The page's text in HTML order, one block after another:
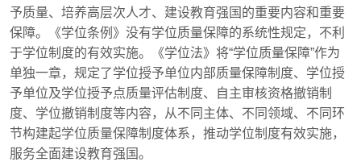
予质量、培养高层次人才、建设教育强国的重要内容和重要
保障。《学位条例》没有学位质量保障的系统性规定，不利
于学位制度的有效实施。《学位法》将“学位质量保障”作为
单独一章，规定了学位授予单位内部质量保障制度、学位授
予单位及学位授予点质量评估制度、自主审核资格撤销制
度、学位撤销制度等内容，从不同主体、不同领域、不同环
节构建起学位质量保障制度体系，推动学位制度有效实施，
服务全面建设教育强国。